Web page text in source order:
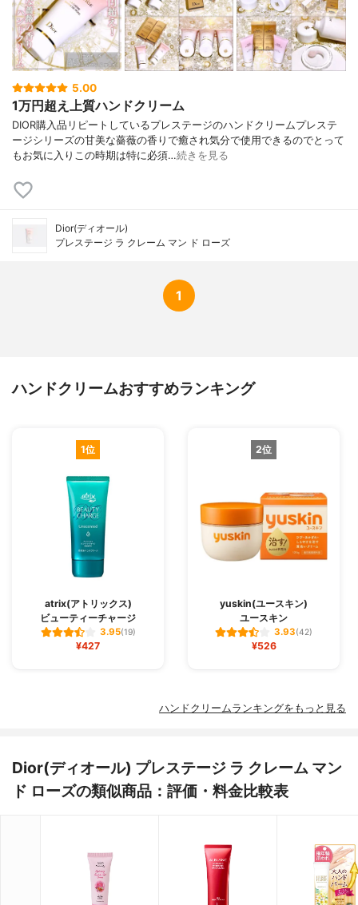
5.00
1万円超え上質ハンドクリーム
DIOR購入品リピートしているプレステージのハンドクリームプレステ
ージシリーズの甘美な薔薇の香りで癒され気分で使用できるのでとって
もお気に入りこの時期は特に必須…続きを見る
Dior(ディオール)
プレステージ ラ クレーム マン ド ローズ
1
ハンドクリームおすすめランキング
1位
atrix(アトリックス)
ビューティーチャージ
3.95(19)
¥427
2位
yuskin(ユースキン)
ユースキン
3.93(42)
¥526
ハンドクリームランキングをもっと見る
Dior(ディオール) プレステージ ラ クレーム マン
ド ローズの類似商品：評価・料金比較表